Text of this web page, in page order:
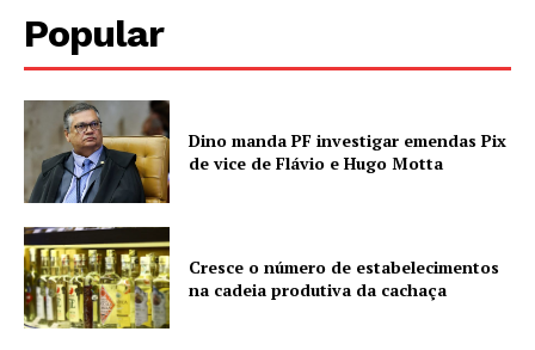
Popular
Dino manda PF investigar emendas Pix
de vice de Flávio e Hugo Motta
Cresce o número de estabelecimentos
na cadeia produtiva da cachaça